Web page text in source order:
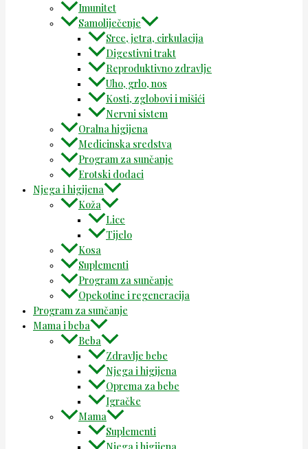
Imunitet
Samoliječenje
Srce, jetra, cirkulacija
Digestivni trakt
Reproduktivno zdravlje
Uho, grlo, nos
Kosti, zglobovi i mišići
Nervni sistem
Oralna higijena
Medicinska sredstva
Program za sunčanje
Erotski dodaci
Njega i higijena
Koža
Lice
Tijelo
Kosa
Suplementi
Program za sunčanje
Opekotine i regeneracija
Program za sunčanje
Mama i beba
Beba
Zdravlje bebe
Njega i higijena
Oprema za bebe
Igračke
Mama
Suplementi